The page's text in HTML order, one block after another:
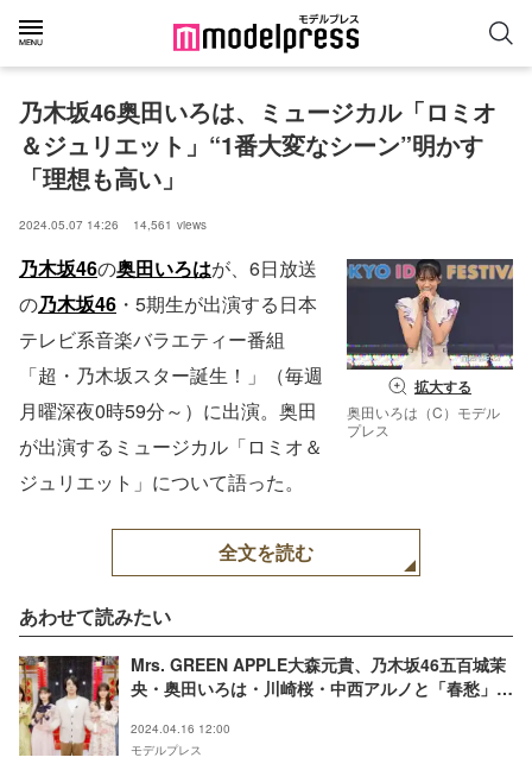
乃木坂46奥田いろは、ミュージカル「ロミオ
＆ジュリエット」“1番大変なシーン”明かす
「理想も高い」
2024.05.07 14:26 14,561 views
拡大する
奥田いろは（C）モデル
プレス
乃木坂46の奥田いろはが、6日放送
の乃木坂46 ・5期生が出演する日本
テレビ系音楽バラエティー番組
「超・乃木坂スター誕生！」（毎週
月曜深夜0時59分～）に出演。奥田
が出演するミュージカル「ロミオ＆
ジュリエット」について語った。
全文を読む
あわせて読みたい
Mrs. GREEN APPLE大森元貴、乃木坂46五百城茉
央・奥田いろは・川崎桜・中西アルノと「春愁」テ
2024.04.16 12:00
モデルプレス